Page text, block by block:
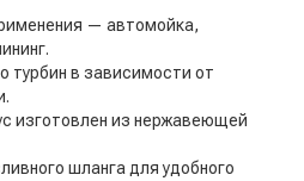
— автомойка,
турбин в зависимости от
изготовлен из нержавеющей
шланга для удобного